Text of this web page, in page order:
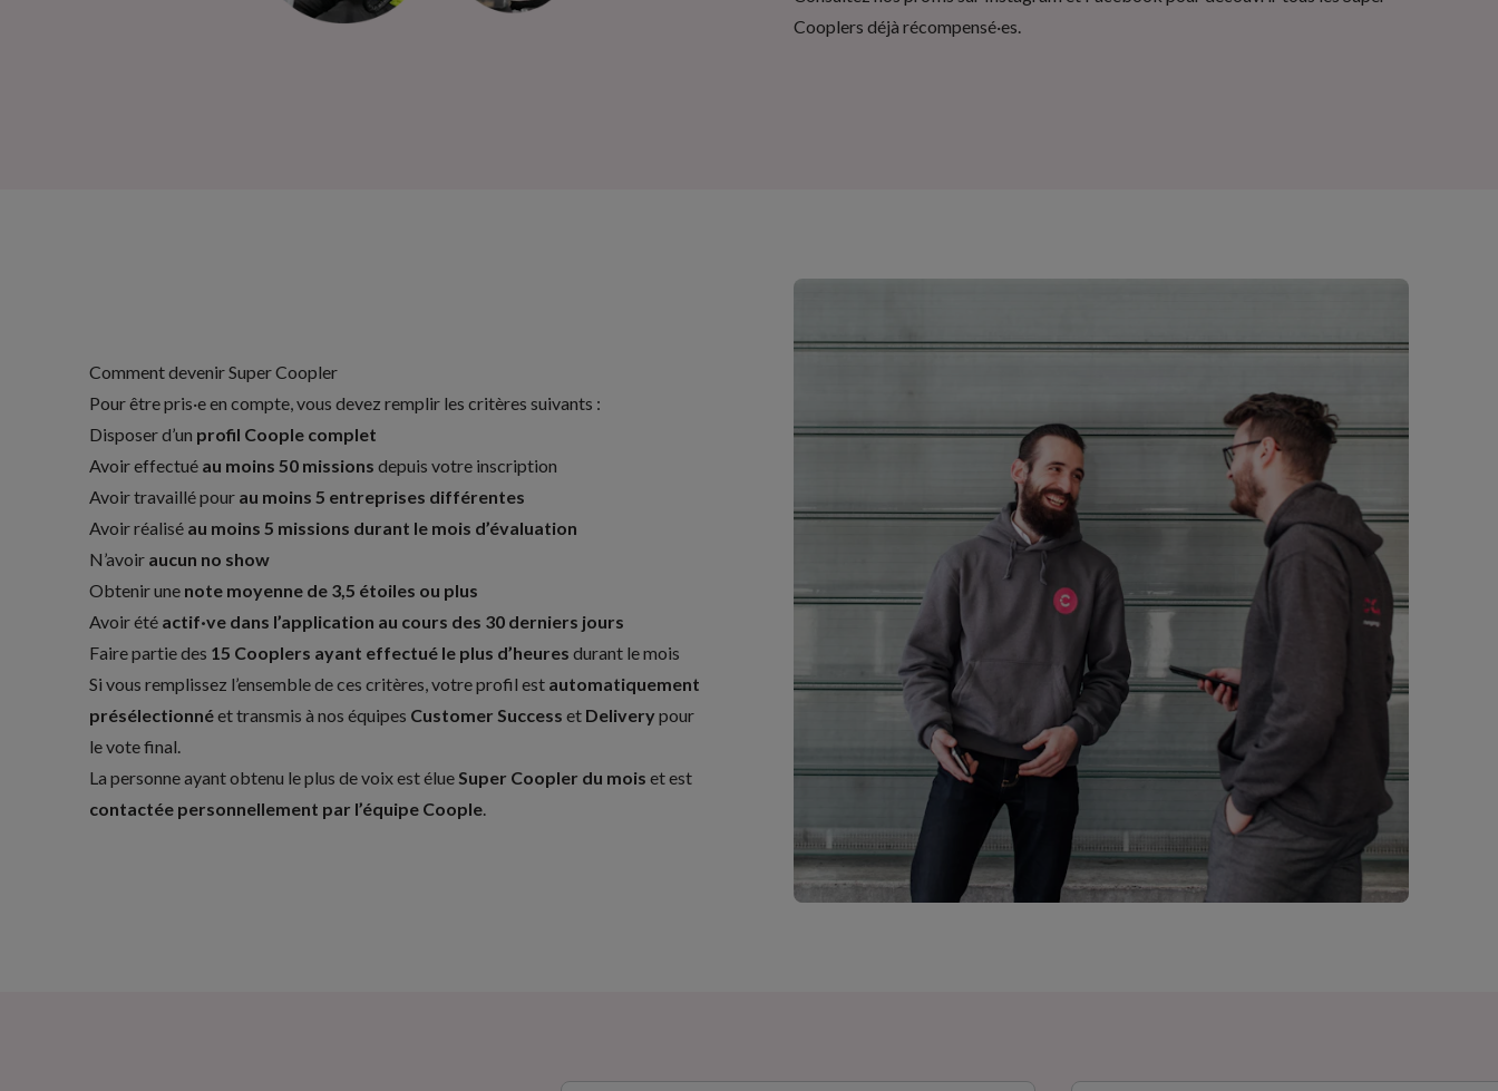
Cooplers déjà récompensé·es.
Comment devenir Super Coopler
Pour être pris·e en compte, vous devez remplir les critères suivants :
Disposer d’un profil Coople complet
Avoir effectué au moins 50 missions depuis votre inscription
Avoir travaillé pour au moins 5 entreprises différentes
Avoir réalisé au moins 5 missions durant le mois d’évaluation
N’avoir aucun no show
Obtenir une note moyenne de 3,5 étoiles ou plus
Avoir été actif·ve dans l’application au cours des 30 derniers jours
Faire partie des 15 Cooplers ayant effectué le plus d’heures durant le mois
Si vous remplissez l’ensemble de ces critères, votre profil est automatiquement
présélectionnéet transmis à nos équipes Customer Success et Deliverypour
le vote final.
La personne ayant obtenu le plus de voix est élueSuper Coopler du mois et est
contactée personnellement par l’équipe Coople.